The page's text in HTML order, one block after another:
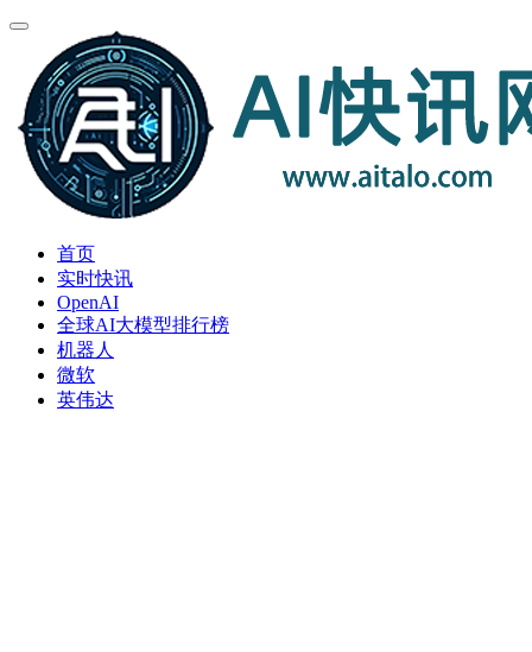
首页
实时快讯
OpenAI
全球AI大模型排行榜
机器人
微软
英伟达